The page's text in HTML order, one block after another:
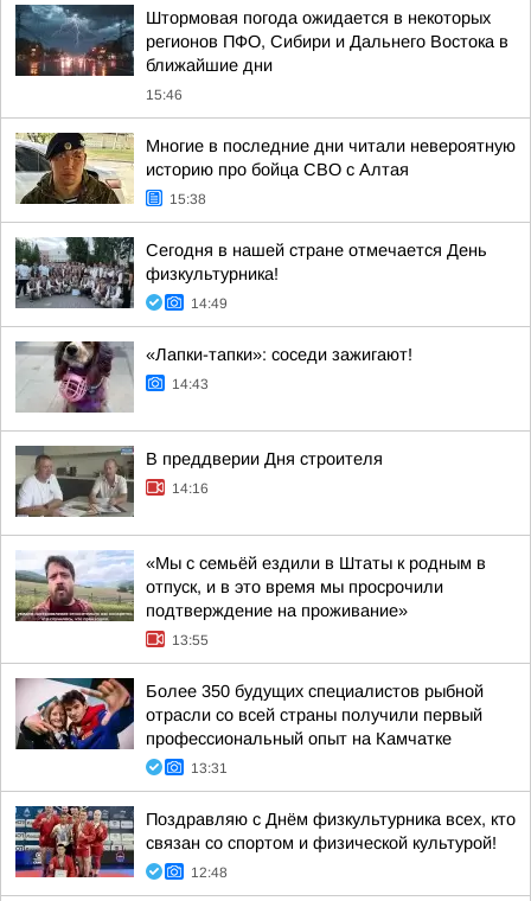
Штормовая погода ожидается в некоторых
регионов ПФО, Сибири и Дальнего Востока в
ближайшие дни
15:46
Многие в последние дни читали невероятную
историю про бойца СВО с Алтая
15:38
Сегодня в нашей стране отмечается День
физкультурника!
14:49
«Лапки-тапки»: соседи зажигают!
14:43
В преддверии Дня строителя
14:16
«Мы с семьёй ездили в Штаты к родным в
отпуск, и в это время мы просрочили
подтверждение на проживание»
13:55
Более 350 будущих специалистов рыбной
отрасли со всей страны получили первый
профессиональный опыт на Камчатке
13:31
Поздравляю с Днём физкультурника всех, кто
связан со спортом и физической культурой!
12:48